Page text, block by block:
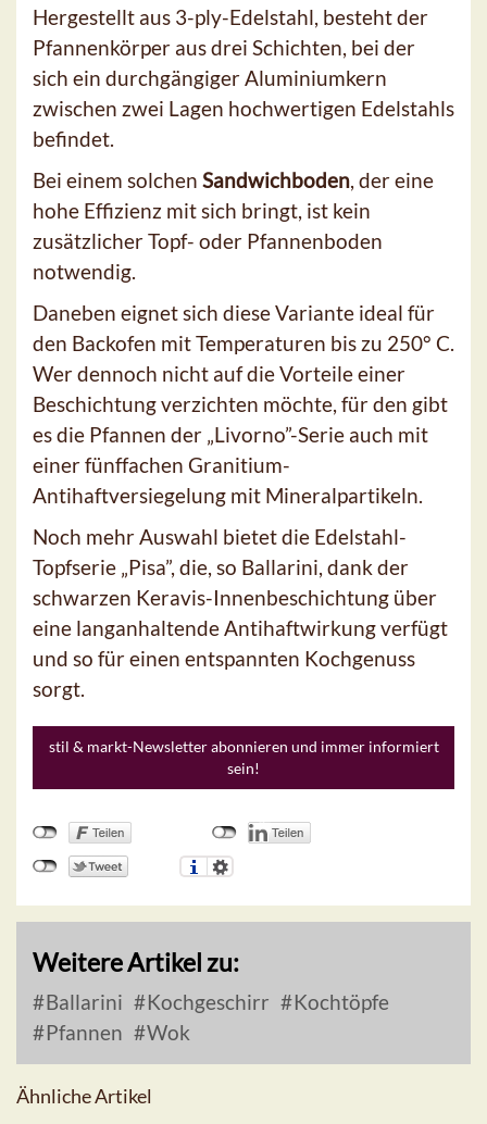
Hergestellt aus 3-ply-Edelstahl, besteht der
Pfannenkörper aus drei Schichten, bei der
sich ein durchgängiger Aluminiumkern
zwischen zwei Lagen hochwertigen Edelstahls
befindet.
Bei einem solchen Sandwichboden , der eine
hohe Effizienz mit sich bringt, ist kein
zusätzlicher Topf- oder Pfannenboden
notwendig.
Daneben eignet sich diese Variante ideal für
den Backofen mit Temperaturen bis zu 250° C.
Wer dennoch nicht auf die Vorteile einer
Beschichtung verzichten möchte, für den gibt
es die Pfannen der „Livorno”-Serie auch mit
einer fünffachen Granitium-
Antihaftversiegelung mit Mineralpartikeln.
Noch mehr Auswahl bietet die Edelstahl-
Topfserie „Pisa”, die, so Ballarini, dank der
schwarzen Keravis-Innenbeschichtung über
eine langanhaltende Antihaftwirkung verfügt
und so für einen entspannten Kochgenuss
sorgt.
stil & markt-Newsletter abonnieren und immer informiert
sein!
Weitere Artikel zu:
Ballarini Kochgeschirr
Kochtöpfe
Pfannen
Wok
Ähnliche Artikel